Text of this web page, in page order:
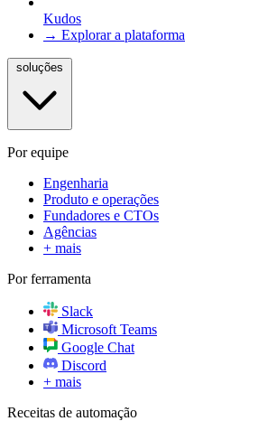
Kudos
→ Explorar a plataforma
Por equipe
Engenharia
Produto e operações
Fundadores e CTOs
Agências
+ mais
Por ferramenta
Slack
Microsoft Teams
Google Chat
Discord
+ mais
Receitas de automação